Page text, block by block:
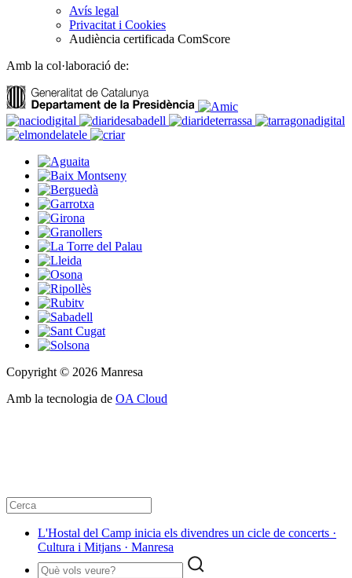
Avís legal
Privacitat i Cookies
Audiència certificada ComScore
Amb la col·laboració de:
Copyright © 2026 Manresa
Amb la tecnologia de OA Cloud
L'Hostal del Camp inicia els divendres un cicle de concerts ·
Cultura i Mitjans · Manresa